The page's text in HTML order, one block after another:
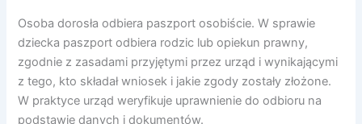
Osoba dorosła odbiera paszport osobiście. W sprawie
dziecka paszport odbiera rodzic lub opiekun prawny,
zgodnie z zasadami przyjętymi przez urząd i wynikającymi
z tego, kto składał wniosek i jakie zgody zostały złożone.
W praktyce urząd weryfikuje uprawnienie do odbioru na
podstawie danych i dokumentów.